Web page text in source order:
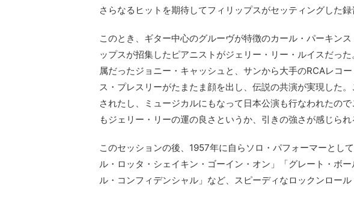
さらなるヒットを期待してフィリップスがセッティングした録
このとき、ギター中心のグルーヴが特徴のカール・パーキン
ップスが招集したピアニストがジェリー・リー・ルイスだっ
属だったジョニー・キャッシュと、サンから大手のRCAレコ
ス・プレスリーがたまたま顔を出し、伝説の共演が実現した
されたし、ミュージカルにもなって日本公演も行なわれたの
もジェリー・リーの運の良さというか、引きの強さが感じられ
このセッションの後、1957年に自らソロ・パフォーマーとし
ル・ロッタ・シェイキン・ゴーイン・オン」「グレート・ボ
ル・コンフィデンシャル」など、スピーディなロックンロール